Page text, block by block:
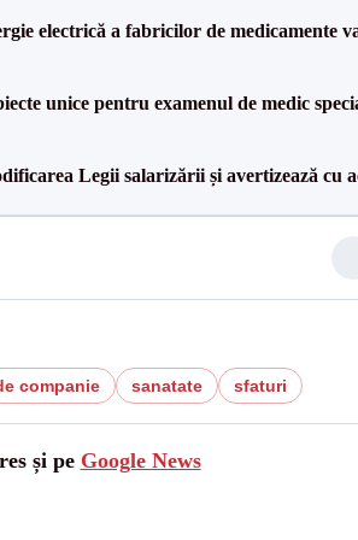
electrică a fabricilor de medicamente
unice pentru examenul de medic
Legii salarizării și avertizează cu
companie sanatate sfaturi
și pe Google News